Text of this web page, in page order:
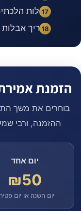
שאלות
מדריך אבלות
הזמנת
בוחרים את משך
ההזמנה, ורבי
יום אחד
₪50
יום השנה או יום